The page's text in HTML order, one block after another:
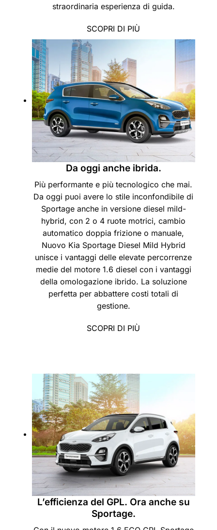
straordinaria esperienza di guida.
SCOPRI DI PIÙ
Da oggi anche ibrida.
Più performante e più tecnologico che mai.
Da oggi puoi avere lo stile inconfondibile di
Sportage anche in versione diesel mild-
hybrid, con 2 o 4 ruote motrici, cambio
automatico doppia frizione o manuale,
Nuovo Kia Sportage Diesel Mild Hybrid
unisce i vantaggi delle elevate percorrenze
medie del motore 1.6 diesel con i vantaggi
della omologazione ibrido. La soluzione
perfetta per abbattere costi totali di
gestione.
SCOPRI DI PIÙ
L’efficienza del GPL. Ora anche su
Sportage.